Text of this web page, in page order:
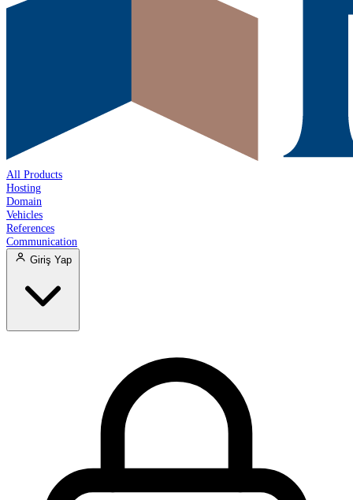
All Products
Hosting
Domain
Vehicles
References
Communication
Giriş Yap